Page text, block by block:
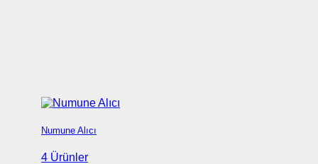
Numune Alıcı
4 Ürünler